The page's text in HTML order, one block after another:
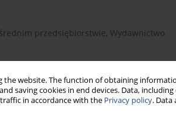
the website. The function of obtaining
saving cookies in end devices. Data, including
in accordance with the Privacy policy. Data
średnim przedsiębiorstwie, Wydawnictwo
wynik restrukturyzacji scentralizowanego